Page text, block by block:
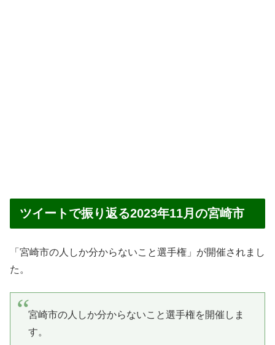
ツイートで振り返る2023年11月の宮崎市
「宮崎市の人しか分からないこと選手権」が開催されまし
た。
宮崎市の人しか分からないこと選手権を開催しま
す。